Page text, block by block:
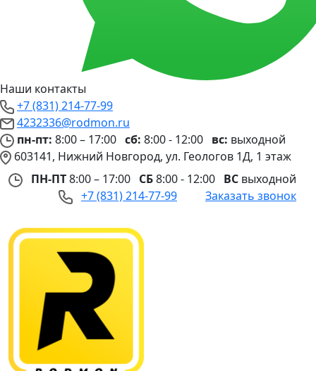
Наши контакты
+7 (831) 214-77-99
4232336@rodmon.ru
пн-пт: 8:00 – 17:00 сб: 8:00 - 12:00 вс: выходной
603141, Нижний Новгород, ул. Геологов 1Д, 1 этаж
ПН-ПТ8:00 – 17:00 СБ8:00 - 12:00 ВС выходной
+7 (831) 214-77-99
Заказать звонок